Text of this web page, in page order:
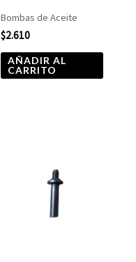
Bombas de Aceite
$2.610
AÑADIR AL
CARRITO